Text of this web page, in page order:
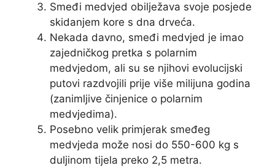
Smeđi medvjed obilježava svoje posjede
skidanjem kore s dna drveća.
Nekada davno, smeđi medvjed je imao
zajedničkog pretka s polarnim
medvjedom, ali su se njihovi evolucijski
putovi razdvojili prije više milijuna godina
(zanimljive činjenice o polarnim
medvjedima).
Posebno velik primjerak smeđeg
medvjeda može nosi do 550-600 kg s
duljinom tijela preko 2,5 metra.